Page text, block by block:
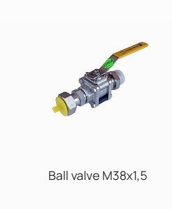
Ball valve M38x1,5